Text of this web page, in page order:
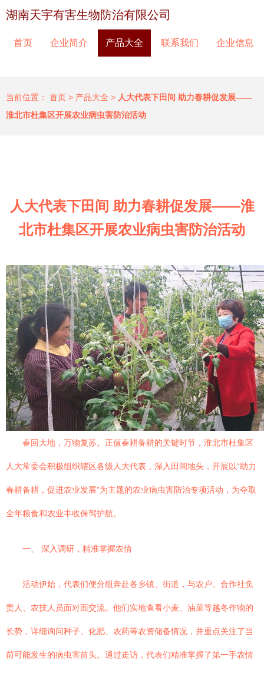
湖南天宇有害生物防治有限公司
首页 企业简介 产品大全 联系我们 企业信息
当前位置： 首页 > 产品大全 > 人大代表下田间 助力春耕促发展——
淮北市杜集区开展农业病虫害防治活动
人大代表下田间 助力春耕促发展——淮
北市杜集区开展农业病虫害防治活动
春回大地，万物复苏。正值春耕备耕的关键时节，淮北市杜集区
人大常委会积极组织辖区各级人大代表，深入田间地头，开展以“助力
春耕备耕，促进农业发展”为主题的农业病虫害防治专项活动，为夺取
全年粮食和农业丰收保驾护航。
一、 深入调研，精准掌握农情
活动伊始，代表们便分组奔赴各乡镇、街道，与农户、合作社负
责人、农技人员面对面交流。他们实地查看小麦、油菜等越冬作物的
长势，详细询问种子、化肥、农药等农资储备情况，并重点关注了当
前可能发生的病虫害苗头。通过走访，代表们精准掌握了第一手农情